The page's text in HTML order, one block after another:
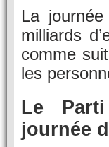
La
milliards
comme
les
Le
journée